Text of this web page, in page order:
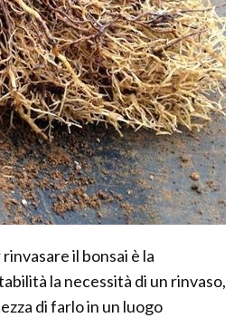
il bonsai è la
la necessità di un rinvaso,
di farlo in un luogo